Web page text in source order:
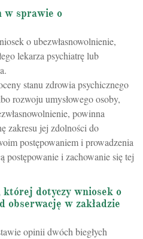
w sprawie o
o ubezwłasnowolnienie,
lekarza psychiatrę lub
stanu zdrowia psychicznego
rozwoju umysłowego osoby,
powinna
zakresu jej zdolności do
postępowaniem i prowadzenia
postępowanie i zachowanie się tej
dotyczy wniosek o
obserwację w zakładzie
opinii dwóch biegłych